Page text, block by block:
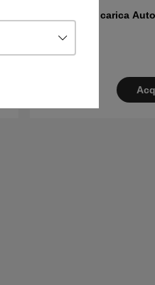
Stazioni di ricarica